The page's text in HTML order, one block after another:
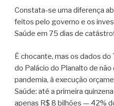
Constata-se uma diferença
feitos pelo governo e os
Saúde em 75 dias de
É chocante, mas os dados
do Palácio do Planalto de não
pandemia, à execução
Saúde: até a primeira
apenas R$ 8 bilhões — 42%